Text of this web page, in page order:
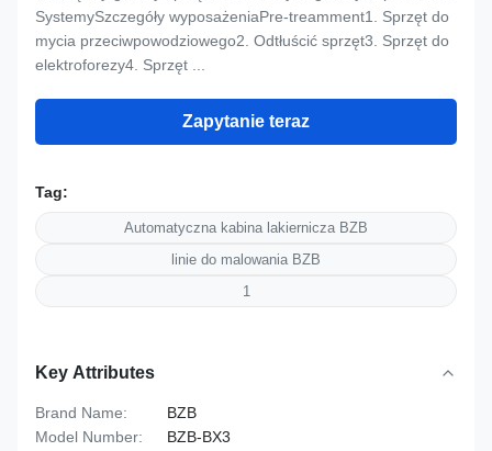
SystemySzczegóły wyposażeniaPre-treamment1. Sprzęt do
mycia przeciwpowodziowego2. Odtłuścić sprzęt3. Sprzęt do
elektroforezy4. Sprzęt ...
Zapytanie teraz
Tag:
Automatyczna kabina lakiernicza BZB
linie do malowania BZB
1
Key Attributes
Brand Name:
BZB
Model Number:
BZB-BX3